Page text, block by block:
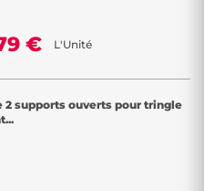
€ L'Unité
2 supports ouverts pour tringle